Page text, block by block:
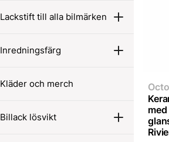
Lackstift till alla bilmärken
Inredningsfärg
Kläder och merch
Billack lösvikt